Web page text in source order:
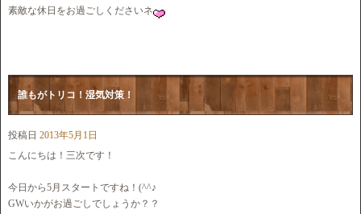
素敵な休日をお過ごしくださいネ
誰もがトリコ！湿気対策！
投稿日 2013年5月1日
こんにちは！三次です！
今日から5月スタートですね！(^^♪
GWいかがお過ごしでしょうか？？